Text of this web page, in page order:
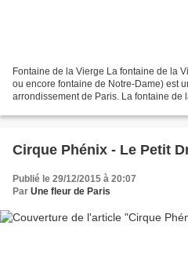
Fontaine de la Vierge La fontaine de la
ou encore fontaine de Notre-Dame) est
arrondissement de Paris. La fontaine de
Cirque Phénix - Le Petit
Publié le 29/12/2015 à 20:07
Par Une fleur de Paris